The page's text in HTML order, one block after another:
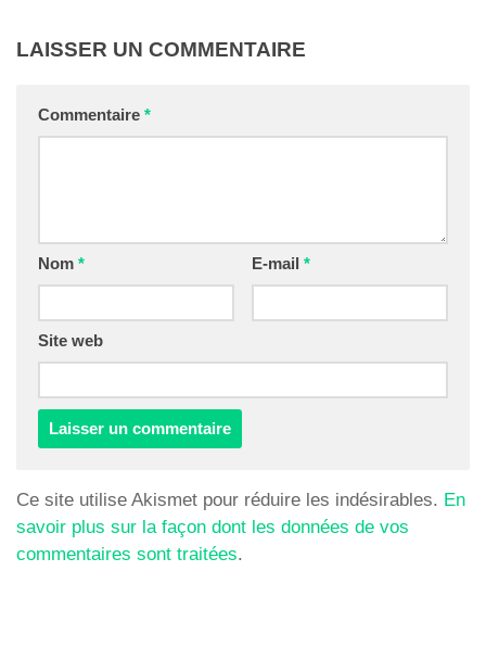
LAISSER UN COMMENTAIRE
Commentaire *
Nom * E-mail *
Site web
Ce site utilise Akismet pour réduire les indésirables. En
savoir plus sur la façon dont les données de vos
commentaires sont traitées.